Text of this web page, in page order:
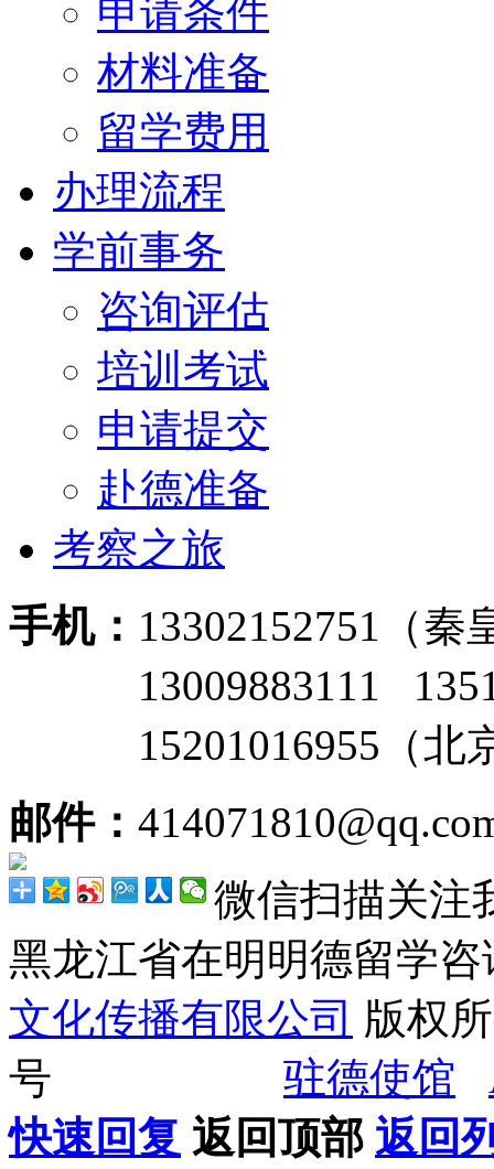
申请条件
材料准备
留学费用
办理流程
学前事务
咨询评估
培训考试
申请提交
赴德准备
考察之旅
手机： 13302152751（秦
13009883111
15201016955（北
邮件：
微信扫描关注
黑龙江省在明明德留学
文化传播有限公司 版权
号
驻德使馆
快速回复 返回顶部 返回